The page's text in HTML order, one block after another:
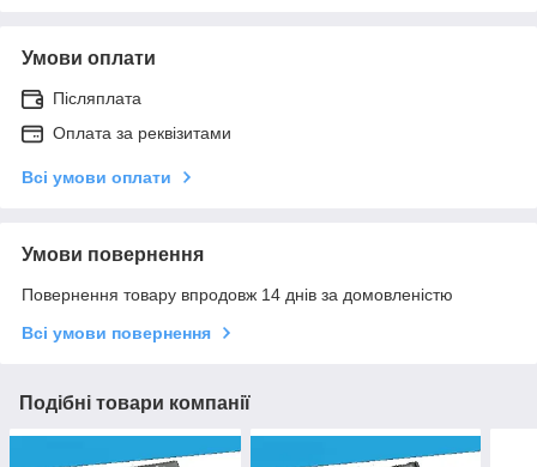
Умови оплати
Післяплата
Оплата за реквізитами
Всі умови оплати
Умови повернення
Повернення товару впродовж 14 днів за домовленістю
Всі умови повернення
Подібні товари компанії